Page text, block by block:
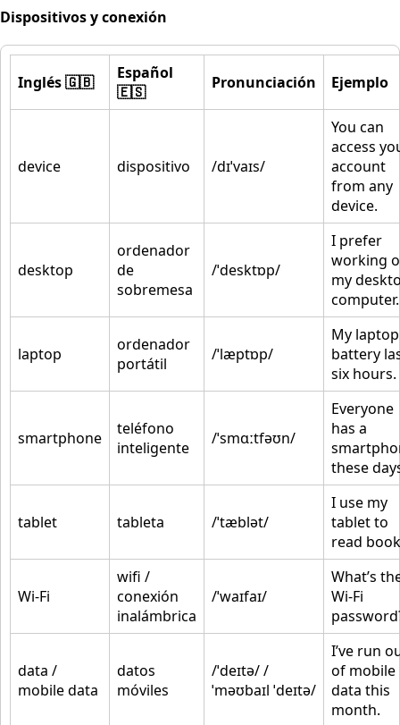
Dispositivos y conexión
Inglés 🇬🇧
Español
🇪🇸
Pronunciación Ejemplo
device dispositivo /dɪˈvaɪs/
You can
access
account
from any
device.
desktop
ordenador
de
sobremesa
/ˈdesktɒp/
I prefer
working
my
computer.
laptop
ordenador
portátil
/ˈlæptɒp/
My laptop
battery
six hours.
smartphone
teléfono
inteligente
/ˈsmɑːtfəʊn/
Everyone
has a
these
tablet tableta /ˈtæblət/
I use my
tablet to
read
Wi-Fi
wifi /
conexión
inalámbrica
/ˈwaɪfaɪ/
What’s
Wi-Fi
data /
mobile data
datos
móviles
/ˈdeɪtə/ /
ˈməʊbaɪl ˈdeɪtə/
I’ve run
of mobile
data this
month.